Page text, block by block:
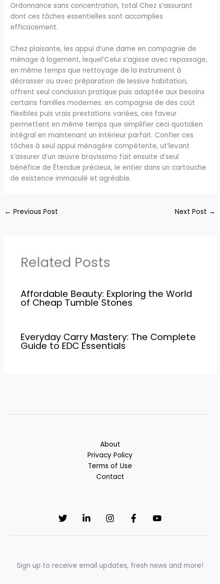
Ordonnance sans concentration, total Chez s’assurant
dont ces tâches essentielles sont accomplies
efficacement.
Chez plaisante, les appui d’une dame en compagnie de
ménage à logement, lequel’Celui s’agisse avec repassage,
en même temps que nettoyage de la Instrument à
décrasser ou avec préparation de lessive habitation,
offrent seul conclusion pratique puis adaptée aux besoins
certains familles modernes. en compagnie de des coût
flexibles puis vrais prestations variées, ces faveur
permettent en même temps que simplifier ceci quotidien
intégral en maintenant un intérieur parfait. Confier ces
tâches à seul appui ménagère compétente, ut’levant
s’assurer d’un œuvre bravissimo fait ensuite d’seul
bénéfice de Étendue précieux, le entier dans un cartouche
de existence immaculé et agréable.
← Previous Post Next Post →
Related Posts
Affordable Beauty: Exploring the World
of Cheap Tumble Stones
Everyday Carry Mastery: The Complete
Guide to EDC Essentials
About
Privacy Policy
Terms of Use
Contact
Sign up to receive email updates, fresh news and more!